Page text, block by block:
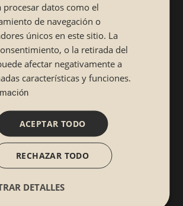
japonesa? Si estás buscando
disfrutar de las recetas
también sorprenderte,
restaurante japonés en
para reservar en Sibuya?
datos como el
de navegación o
únicos en este sitio. La
o la retirada del
afectar negativamente a
características y funciones.
ACEPTAR TODO
RECHAZAR TODO
DETALLES